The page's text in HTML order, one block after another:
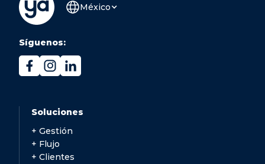
México
Síguenos:
Soluciones
+ Gestión
+ Flujo
+ Clientes